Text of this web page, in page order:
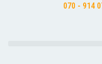
070 - 914